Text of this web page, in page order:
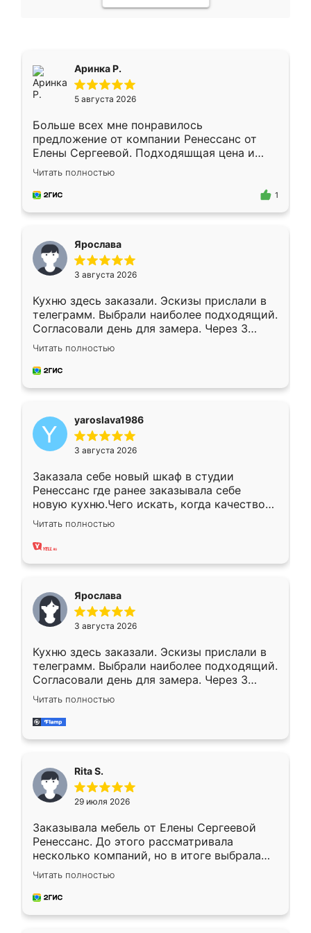
Аринка Р.
5 августа 2026
Больше всех мне понравилось
предложение от компании Ренессанс от
Елены Сергеевой. Подходяшщая цена и
короткие сроки изготовления. Приехавший
для замера сотрудник Владислав
предложил по моему эскизу самый
Читать полностью
1
Ярослава
3 августа 2026
Кухню здесь заказали. Эскизы прислали в
телеграмм. Выбрали наиболее подходящий.
Согласовали день для замера. Через 3
недели кухня была уже готова. Остались
довольны работой. Спасибо Ренессанс
мебель за качественную работу!
Читать полностью
yaroslava1986
3 августа 2026
Заказала себе новый шкаф в студии
Ренессанс где ранее заказывала себе
новую кухню.Чего искать, когда качеством
вполне довольна. Служит кухня уже почти
два года, нареканий нет.
Читать полностью
Ярослава
3 августа 2026
Кухню здесь заказали. Эскизы прислали в
телеграмм. Выбрали наиболее подходящий.
Согласовали день для замера. Через 3
недели кухня была уже готова. Остались
довольны работой. Спасибо Ренессанс
мебель за качественную работу!
Читать полностью
Rita S.
29 июля 2026
Заказывала мебель от Елены Сергеевой
Ренессанс. До этого рассматривала
несколько компаний, но в итоге выбрала
эту. Сначала обговорили условия, потом
приехал замерщик, всё спокойно объяснил
и снял размеры. Изготовили в срок, с
Читать полностью